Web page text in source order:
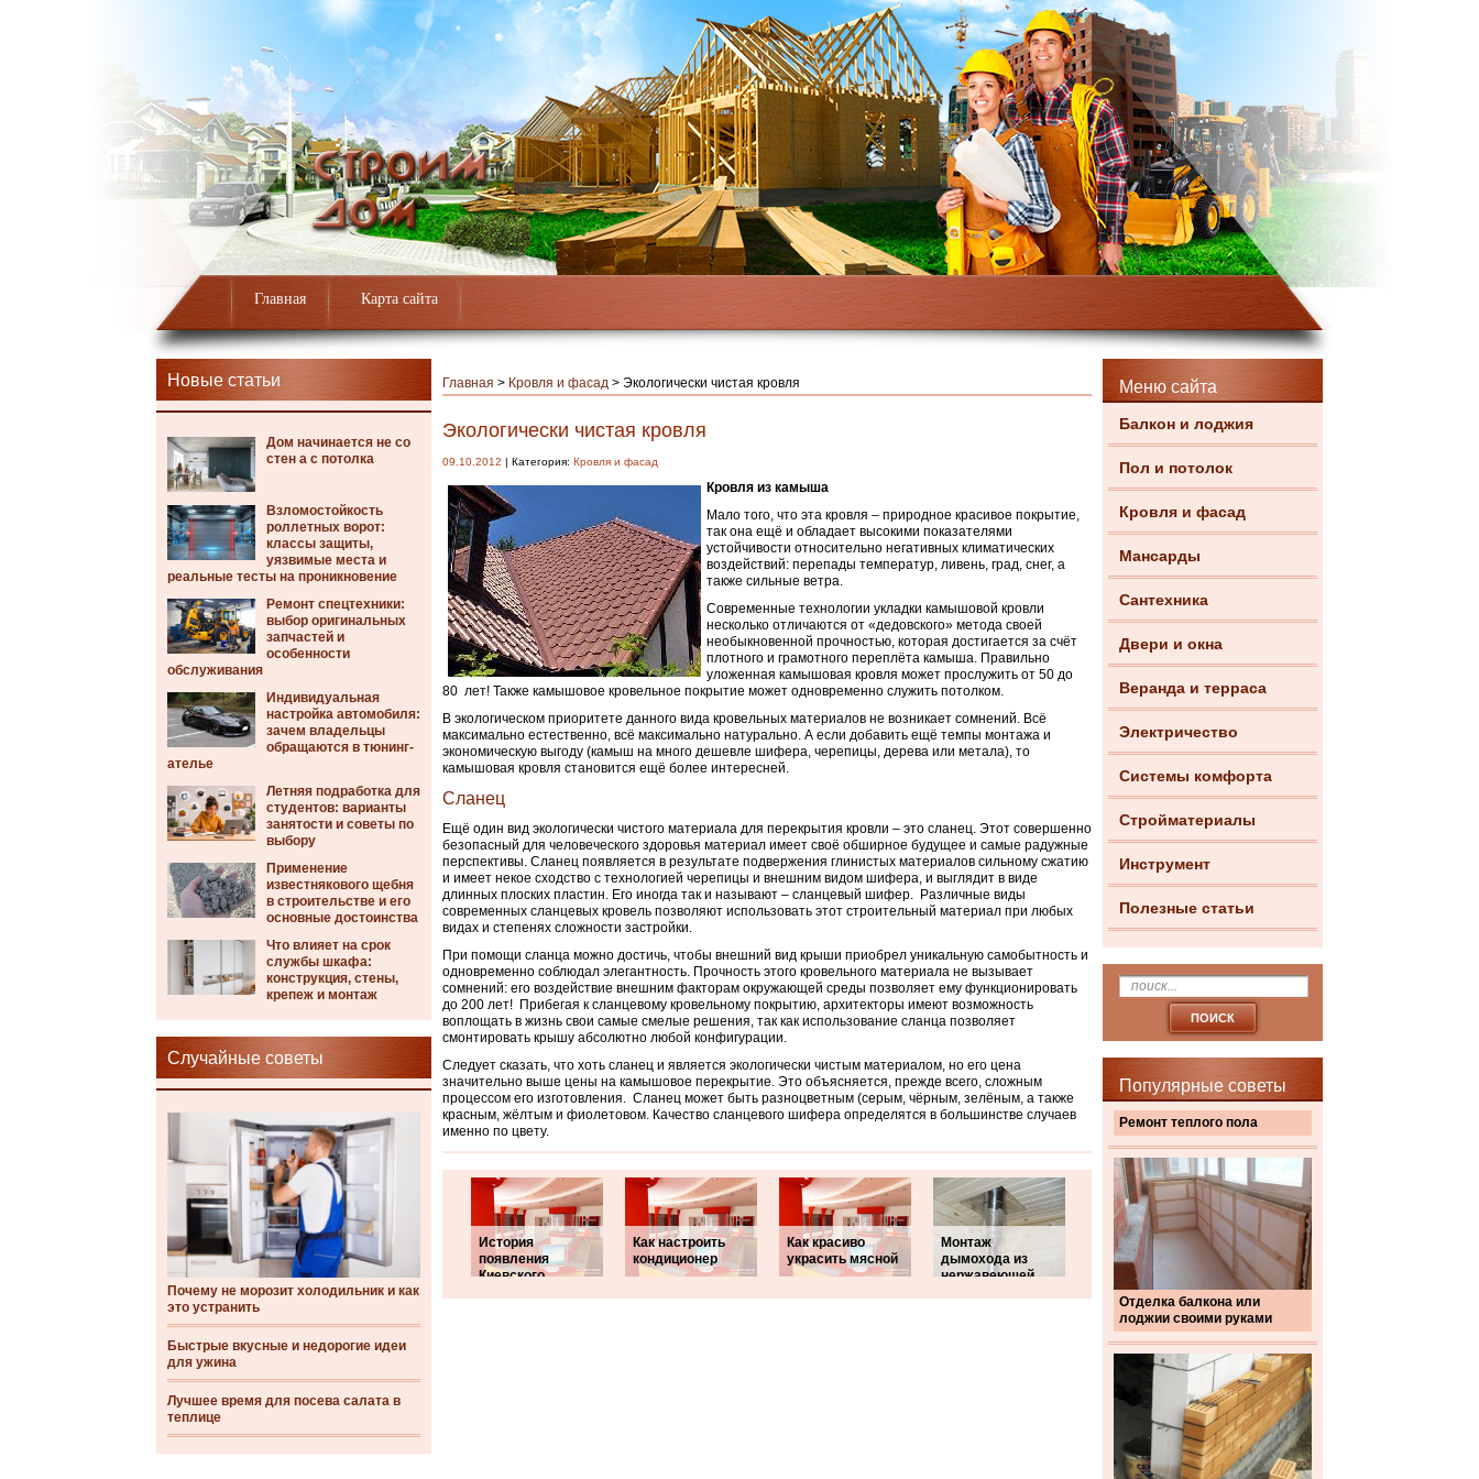
Главная Карта сайта
Новые статьи
Дом начинается не со
стен а с потолка
Взломостойкость
роллетных ворот:
классы защиты,
уязвимые места и
реальные тесты на проникновение
Ремонт спецтехники:
выбор оригинальных
запчастей и
особенности
обслуживания
Индивидуальная
настройка автомобиля:
зачем владельцы
обращаются в тюнинг-
ателье
Летняя подработка для
студентов: варианты
занятости и советы по
выбору
Применение
известнякового щебня
в строительстве и его
основные достоинства
Что влияет на срок
службы шкафа:
конструкция, стены,
крепеж и монтаж
Случайные советы
Почему не морозит холодильник и как
это устранить
Быстрые вкусные и недорогие идеи
для ужина
Лучшее время для посева салата в
теплице
Меню сайта
Балкон и лоджия
Пол и потолок
Кровля и фасад
Мансарды
Сантехника
Двери и окна
Веранда и терраса
Электричество
Системы комфорта
Стройматериалы
Инструмент
Полезные статьи
Популярные советы
Ремонт теплого пола
Отделка балкона или
лоджии своими руками
Главная > Кровля и фасад > Экологически чистая кровля
Экологически чистая кровля
09.10.2012 | Категория: Кровля и фасад
Кровля из камыша
Мало того, что эта кровля – природное красивое покрытие,
так она ещё и обладает высокими показателями
устойчивости относительно негативных климатических
воздействий: перепады температур, ливень, град, снег, а
также сильные ветра.
Современные технологии укладки камышовой кровли
несколько отличаются от «дедовского» метода своей
необыкновенной прочностью, которая достигается за счёт
плотного и грамотного переплёта камыша. Правильно
уложенная камышовая кровля может прослужить от 50 до
80 лет! Также камышовое кровельное покрытие может одновременно служить потолком.
В экологическом приоритете данного вида кровельных материалов не возникает сомнений. Всё
максимально естественно, всё максимально натурально. А если добавить ещё темпы монтажа и
экономическую выгоду (камыш на много дешевле шифера, черепицы, дерева или метала), то
камышовая кровля становится ещё более интересней.
Сланец
Ещё один вид экологически чистого материала для перекрытия кровли – это сланец. Этот совершенно
безопасный для человеческого здоровья материал имеет своё обширное будущее и самые радужные
перспективы. Сланец появляется в результате подвержения глинистых материалов сильному сжатию
и имеет некое сходство с технологией черепицы и внешним видом шифера, и выглядит в виде
длинных плоских пластин. Его иногда так и называют – сланцевый шифер. Различные виды
современных сланцевых кровель позволяют использовать этот строительный материал при любых
видах и степенях сложности застройки.
При помощи сланца можно достичь, чтобы внешний вид крыши приобрел уникальную самобытность и
одновременно соблюдал элегантность. Прочность этого кровельного материала не вызывает
сомнений: его воздействие внешним факторам окружающей среды позволяет ему функционировать
до 200 лет! Прибегая к сланцевому кровельному покрытию, архитекторы имеют возможность
воплощать в жизнь свои самые смелые решения, так как использование сланца позволяет
смонтировать крышу абсолютно любой конфигурации.
Следует сказать, что хоть сланец и является экологически чистым материалом, но его цена
значительно выше цены на камышовое перекрытие. Это объясняется, прежде всего, сложным
процессом его изготовления. Сланец может быть разноцветным (серым, чёрным, зелёным, а также
красным, жёлтым и фиолетовом. Качество сланцевого шифера определятся в большинстве случаев
именно по цвету.
История
появления
Киевского
Как настроить
кондиционер
Как красиво
украсить мясной
Монтаж
дымохода из
нержавеющей